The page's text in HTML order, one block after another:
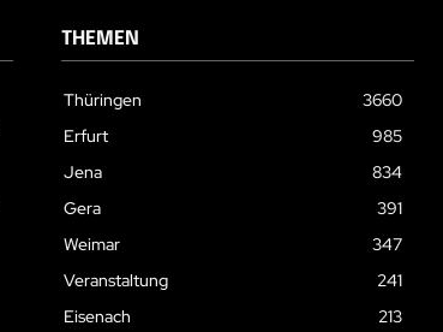
THEMEN
Thüringen
3660
Erfurt
985
Jena
834
Gera
391
Weimar
347
Veranstaltung
241
Eisenach
213